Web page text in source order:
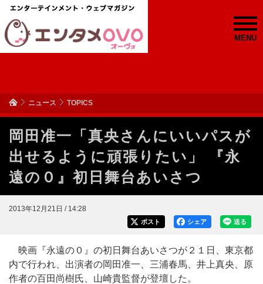
MENU
ニュース TOPICS
岡田准一「真央さんにいいパスが
出せるように頑張りたい」 『永
遠の０』初日舞台あいさつ
2013年12月21日 / 14:28
送る
シェア
ポスト
映画『永遠の０』の初日舞台あいさつが２１日、東京都
内で行われ、出演者の岡田准一、三浦春馬、井上真央、原
作者の百田尚樹氏、山崎貴監督が登壇した。